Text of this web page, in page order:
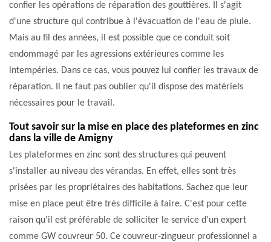
confier les opérations de réparation des gouttières. Il s'agit
d'une structure qui contribue à l'évacuation de l'eau de pluie.
Mais au fil des années, il est possible que ce conduit soit
endommagé par les agressions extérieures comme les
intempéries. Dans ce cas, vous pouvez lui confier les travaux de
réparation. Il ne faut pas oublier qu'il dispose des matériels
nécessaires pour le travail.
Tout savoir sur la mise en place des plateformes en zinc
dans la ville de Amigny
Les plateformes en zinc sont des structures qui peuvent
s'installer au niveau des vérandas. En effet, elles sont très
prisées par les propriétaires des habitations. Sachez que leur
mise en place peut être très difficile à faire. C'est pour cette
raison qu'il est préférable de solliciter le service d'un expert
comme GW couvreur 50. Ce couvreur-zingueur professionnel a